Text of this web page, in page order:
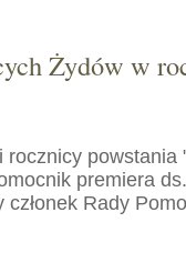
Żydów w
powstania
premiera
Rady